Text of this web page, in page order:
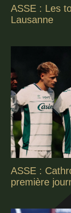
ASSE : Les
Lausanne
ASSE :
première